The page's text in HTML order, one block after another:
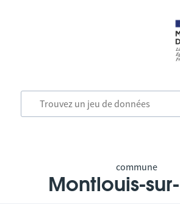
commune
Montlouis-